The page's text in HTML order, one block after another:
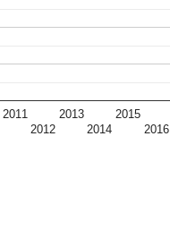
2011
2012
2013
2014
2015
2016